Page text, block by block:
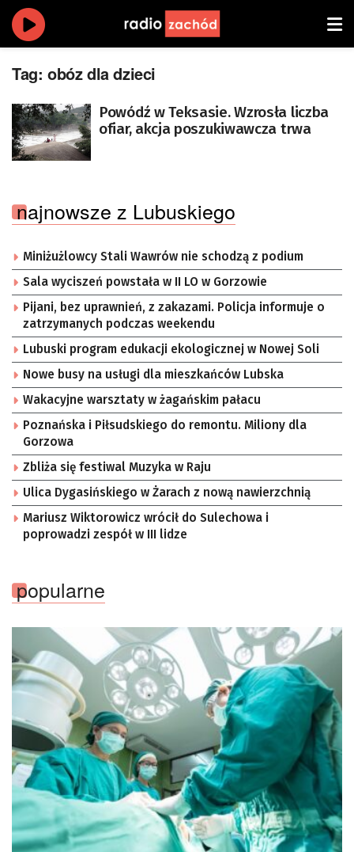
Tag: obóz dla dzieci
Powódź w Teksasie. Wzrosła liczba
ofiar, akcja poszukiwawcza trwa
najnowsze z Lubuskiego
Miniżużlowcy Stali Wawrów nie schodzą z podium
Sala wyciszeń powstała w II LO w Gorzowie
Pijani, bez uprawnień, z zakazami. Policja informuje o
zatrzymanych podczas weekendu
Lubuski program edukacji ekologicznej w Nowej Soli
Nowe busy na usługi dla mieszkańców Lubska
Wakacyjne warsztaty w żagańskim pałacu
Poznańska i Piłsudskiego do remontu. Miliony dla
Gorzowa
Zbliża się festiwal Muzyka w Raju
Ulica Dygasińskiego w Żarach z nową nawierzchnią
Mariusz Wiktorowicz wrócił do Sulechowa i
poprowadzi zespół w III lidze
popularne